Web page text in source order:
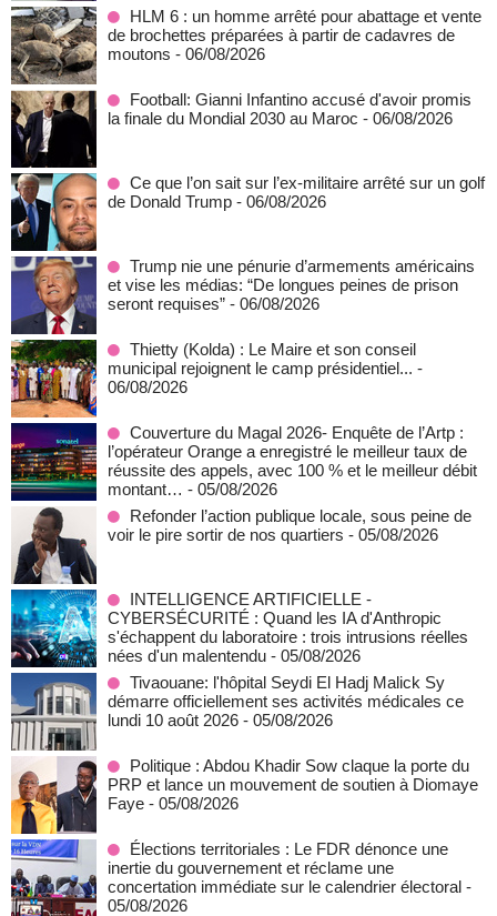
HLM 6 : un homme arrêté pour abattage et vente
de brochettes préparées à partir de cadavres de
moutons - 06/08/2026
Football: Gianni Infantino accusé d'avoir promis
la finale du Mondial 2030 au Maroc - 06/08/2026
Ce que l’on sait sur l’ex-militaire arrêté sur un golf
de Donald Trump - 06/08/2026
Trump nie une pénurie d’armements américains
et vise les médias: “De longues peines de prison
seront requises” - 06/08/2026
‎Thietty (Kolda) : Le Maire et son conseil
municipal rejoignent le camp présidentiel... -
06/08/2026
Couverture du Magal 2026- Enquête de l’Artp :
l’opérateur Orange a enregistré le meilleur taux de
réussite des appels, avec 100 % et le meilleur débit
montant… - 05/08/2026
Refonder l’action publique locale, sous peine de
voir le pire sortir de nos quartiers - 05/08/2026
INTELLIGENCE ARTIFICIELLE -
CYBERSÉCURITÉ : Quand les IA d'Anthropic
s'échappent du laboratoire : trois intrusions réelles
nées d'un malentendu - 05/08/2026
Tivaouane: l'hôpital Seydi El Hadj Malick Sy
démarre officiellement ses activités médicales ce
lundi 10 août 2026 - 05/08/2026
Politique : Abdou Khadir Sow claque la porte du
PRP et lance un mouvement de soutien à Diomaye
Faye - 05/08/2026
Élections territoriales : Le FDR dénonce une
inertie du gouvernement et réclame une
concertation immédiate sur le calendrier électoral -
05/08/2026